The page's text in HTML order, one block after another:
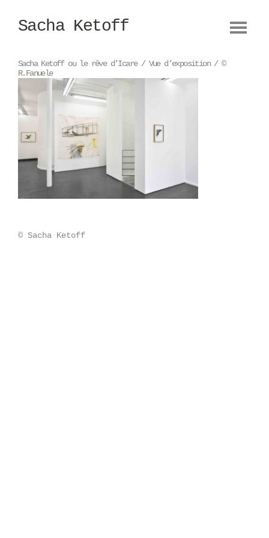
Sacha Ketoff
Biographie
Design
Camera obscura
Textes
Sacha Ketoff ou le rêve d’Icare / Vue d’exposition / ©
R.Fanuele
© Sacha Ketoff